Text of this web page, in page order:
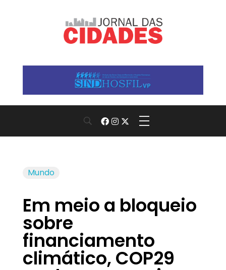
Mundo
Em meio a bloqueio
sobre
financiamento
climático, COP29